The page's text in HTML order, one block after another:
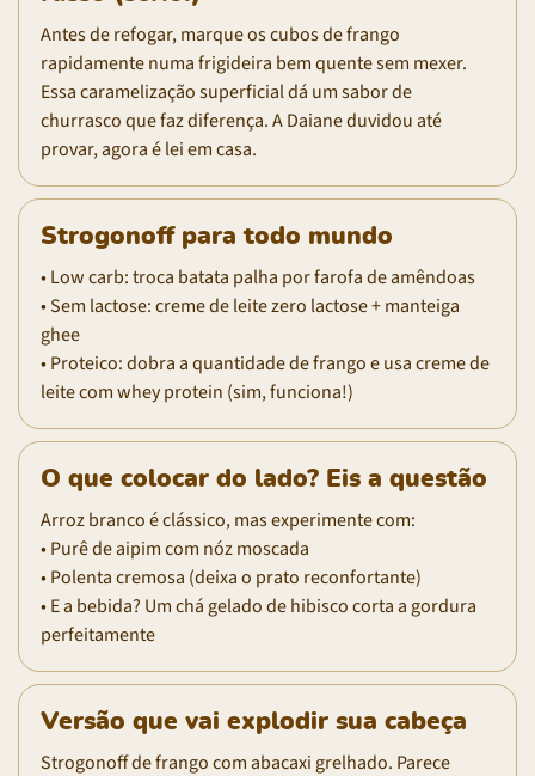
Antes de refogar, marque os cubos de frango
rapidamente numa frigideira bem quente sem mexer.
Essa caramelização superficial dá um sabor de
churrasco que faz diferença. A Daiane duvidou até
provar, agora é lei em casa.
Strogonoff para todo mundo
• Low carb: troca batata palha por farofa de amêndoas
• Sem lactose: creme de leite zero lactose + manteiga
ghee
• Proteico: dobra a quantidade de frango e usa creme de
leite com whey protein (sim, funciona!)
O que colocar do lado? Eis a questão
Arroz branco é clássico, mas experimente com:
• Purê de aipim com nóz moscada
• Polenta cremosa (deixa o prato reconfortante)
• E a bebida? Um chá gelado de hibisco corta a gordura
perfeitamente
Versão que vai explodir sua cabeça
Strogonoff de frango com abacaxi grelhado. Parece